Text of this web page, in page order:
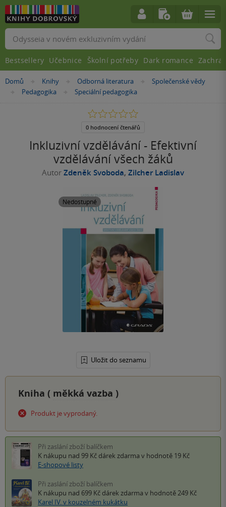
Nacházíte
Domů »Knihy »Odborná literatura »
Společenské vědy
»Pedagogika »
Speciální pedagogika
Inkluzivní vzdělávání - Efektivní
vzdělávání všech žáků
Autor Zdeněk Svoboda, Zilcher Ladislav
Nedostupné
Uložit do seznamu
0.0
5
0 hodnocení čtenářů
Kniha ( měkká vazba )
Produkt je vyprodaný.
Při zaslání zboží balíčkem
K nákupu nad 99 Kč dárek zdarma v hodnotě 19 Kč
E-shopové listy
Při zaslání zboží balíčkem
K nákupu nad 699 Kč dárek zdarma v hodnotě 249 Kč
Karel IV. v kouzelném kukátku
Vyhledávání
Bestsellery Učebnice Školní potřeby Dark romance